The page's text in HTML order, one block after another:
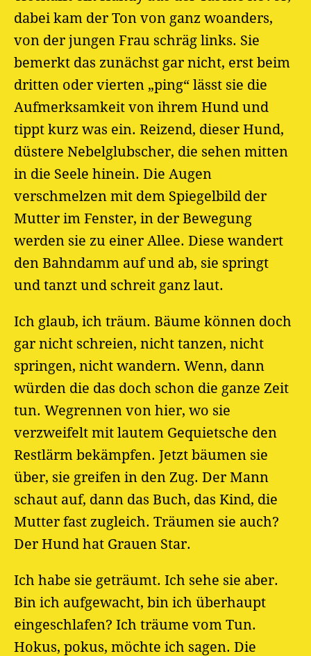
dabei kam der Ton von ganz woanders,
von der jungen Frau schräg links. Sie
bemerkt das zunächst gar nicht, erst beim
dritten oder vierten „ping“ lässt sie die
Aufmerksamkeit von ihrem Hund und
tippt kurz was ein. Reizend, dieser Hund,
düstere Nebelglubscher, die sehen mitten
in die Seele hinein. Die Augen
verschmelzen mit dem Spiegelbild der
Mutter im Fenster, in der Bewegung
werden sie zu einer Allee. Diese wandert
den Bahndamm auf und ab, sie springt
und tanzt und schreit ganz laut.
Ich glaub, ich träum. Bäume können doch
gar nicht schreien, nicht tanzen, nicht
springen, nicht wandern. Wenn, dann
würden die das doch schon die ganze Zeit
tun. Wegrennen von hier, wo sie
verzweifelt mit lautem Gequietsche den
Restlärm bekämpfen. Jetzt bäumen sie
über, sie greifen in den Zug. Der Mann
schaut auf, dann das Buch, das Kind, die
Mutter fast zugleich. Träumen sie auch?
Der Hund hat Grauen Star.
Ich habe sie geträumt. Ich sehe sie aber.
Bin ich aufgewacht, bin ich überhaupt
eingeschlafen? Ich träume vom Tun.
Hokus, pokus, möchte ich sagen. Die